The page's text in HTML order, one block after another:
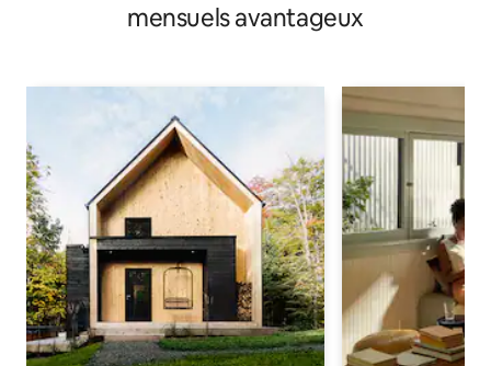
mensuels avantageux